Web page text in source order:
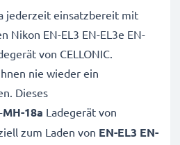
jederzeit einsatzbereit mit
Nikon EN-EL3 EN-EL3e EN-
von CELLONIC.
nie wieder ein
Dieses
MH-18a Ladegerät von
zum Laden von EN-EL3 EN-